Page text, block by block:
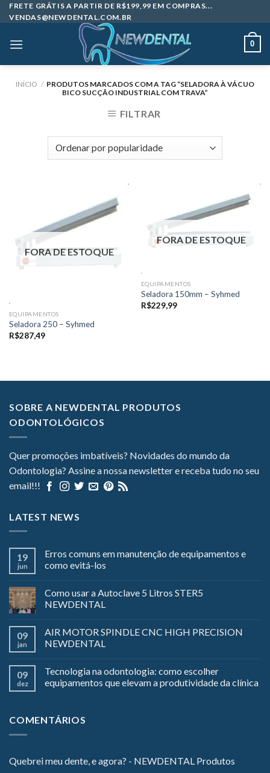
Skip
to
FRETE GRÁTIS A PARTIR DE R$199,99 EM COMPRAS...
VENDAS@NEWDENTAL.COM.BR
0
INÍCIO / PRODUTOS MARCADOS COM A TAG “SELADORA À VÁCUO
BICO SUCÇÃO INDUSTRIAL COM TRAVA”
FILTRAR
FORA DE ESTOQUE
EQUIPAMENTOS
Seladora 250 – Syhmed
R$287,49
FORA DE ESTOQUE
EQUIPAMENTOS
Seladora 150mm – Syhmed
R$229,99
SOBRE A NEWDENTAL PRODUTOS
ODONTOLÓGICOS
Quer promoções imbatíveis? Novidades do mundo da
Odontologia? Assine a nossa newsletter e receba tudo no seu
email!!!
LATEST NEWS
19
jun
Erros comuns em manutenção de equipamentos e
como evitá-los
Como usar a Autoclave 5 Litros STER5
NEWDENTAL
09
jan
AIR MOTOR SPINDLE CNC HIGH PRECISION
NEWDENTAL
09
dez
Tecnologia na odontologia: como escolher
equipamentos que elevam a produtividade da clínica
COMENTÁRIOS
Quebrei meu dente, e agora? - NEWDENTAL Produtos